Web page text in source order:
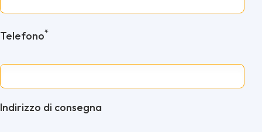
Telefono*
Indirizzo di consegna